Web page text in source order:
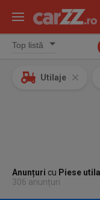
Utilaje
Anunțuri cu Piese
306 anunțuri